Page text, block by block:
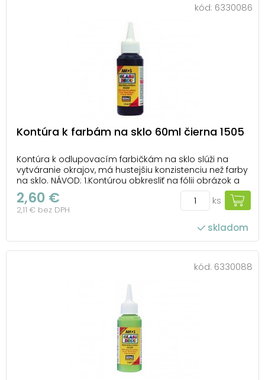
kód: 6330086
Kontúra k farbám na sklo 60ml čierna 1505
Kontúra k odlupovacím farbičkám na sklo slúži na
vytváranie okrajov, má hustejšiu konzistenciu než farby
na sklo. NÁVOD: 1.Kontúrou obkresliť na fólii obrázok a
nechať ho 1-2 hodiny zaschnúť. 2. Vyfarbiť a po 24
hodinách odlúpnuť z fólie a umiestniť na okno, na
zrkadlo a pod. Farba je ľahko...
2,60 €
2,11 € bez DPH
ks
skladom
kód: 6330088